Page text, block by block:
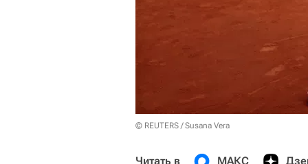
© REUTERS / Susana Vera
Читать в МАКС